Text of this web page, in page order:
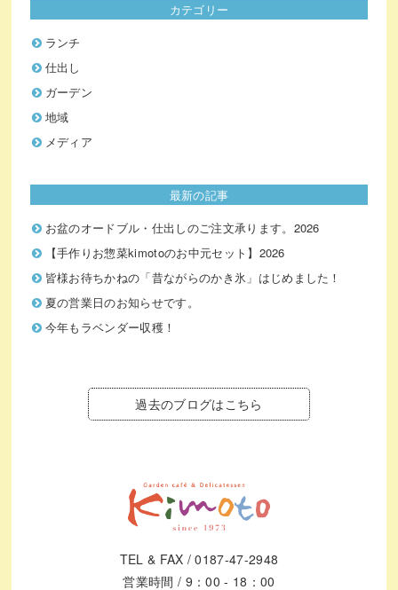
カテゴリー
ランチ
仕出し
ガーデン
地域
メディア
最新の記事
お盆のオードブル・仕出しのご注文承ります。2026
【手作りお惣菜kimotoのお中元セット】2026
皆様お待ちかねの「昔ながらのかき氷」はじめました！
夏の営業日のお知らせです。
今年もラベンダー収穫！
過去のブログはこちら
TEL & FAX / 0187-47-2948
営業時間 / 9：00 - 18：00